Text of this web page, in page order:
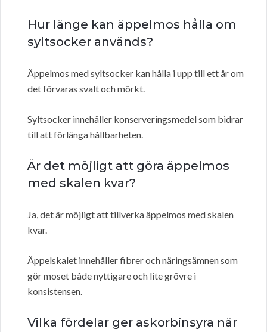
Hur länge kan äppelmos hålla om
syltsocker används?
Äppelmos med syltsocker kan hålla i upp till ett år om
det förvaras svalt och mörkt.
Syltsocker innehåller konserveringsmedel som bidrar
till att förlänga hållbarheten.
Är det möjligt att göra äppelmos
med skalen kvar?
Ja, det är möjligt att tillverka äppelmos med skalen
kvar.
Äppelskalet innehåller fibrer och näringsämnen som
gör moset både nyttigare och lite grövre i
konsistensen.
Vilka fördelar ger askorbinsyra när